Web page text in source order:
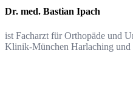
Dr. med. Bastian Ipach
ist Facharzt für Orthopäde und
Klinik-München Harlaching und